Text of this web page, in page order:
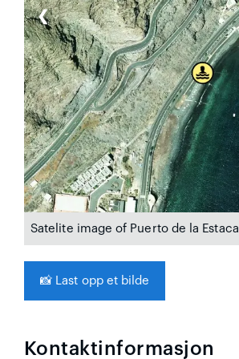
❮
Satelite image of Puerto de la Estaca
📸 Last opp et bilde
Kontaktinformasjon